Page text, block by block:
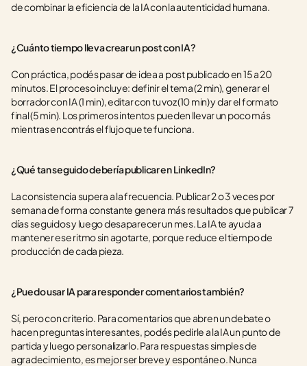
de combinar la eficiencia de la IA con la autenticidad humana.
¿Cuánto tiempo lleva crear un post con IA?
Con práctica, podés pasar de idea a post publicado en 15 a 20
minutos. El proceso incluye: definir el tema (2 min), generar el
borrador con IA (1 min), editar con tu voz (10 min) y dar el formato
final (5 min). Los primeros intentos pueden llevar un poco más
mientras encontrás el flujo que te funciona.
¿Qué tan seguido debería publicar en LinkedIn?
La consistencia supera a la frecuencia. Publicar 2 o 3 veces por
semana de forma constante genera más resultados que publicar 7
días seguidos y luego desaparecer un mes. La IA te ayuda a
mantener ese ritmo sin agotarte, porque reduce el tiempo de
producción de cada pieza.
¿Puedo usar IA para responder comentarios también?
Sí, pero con criterio. Para comentarios que abren un debate o
hacen preguntas interesantes, podés pedirle a la IA un punto de
partida y luego personalizarlo. Para respuestas simples de
agradecimiento, es mejor ser breve y espontáneo. Nunca